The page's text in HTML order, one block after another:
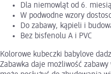
Dla niemowląt od 6.
W podwodne wzory
Do zabawy, kąpieli i
Bez bisfenolu A i PVC
Kolorowe kubeczki babylove
Zabawka daje możliwość